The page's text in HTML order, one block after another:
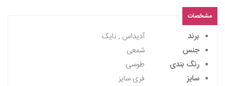
مشخصات
برند
آدیداس , نایک
جنس
شمعی
رنگ بندی
طوسی
سایز
فری سایز